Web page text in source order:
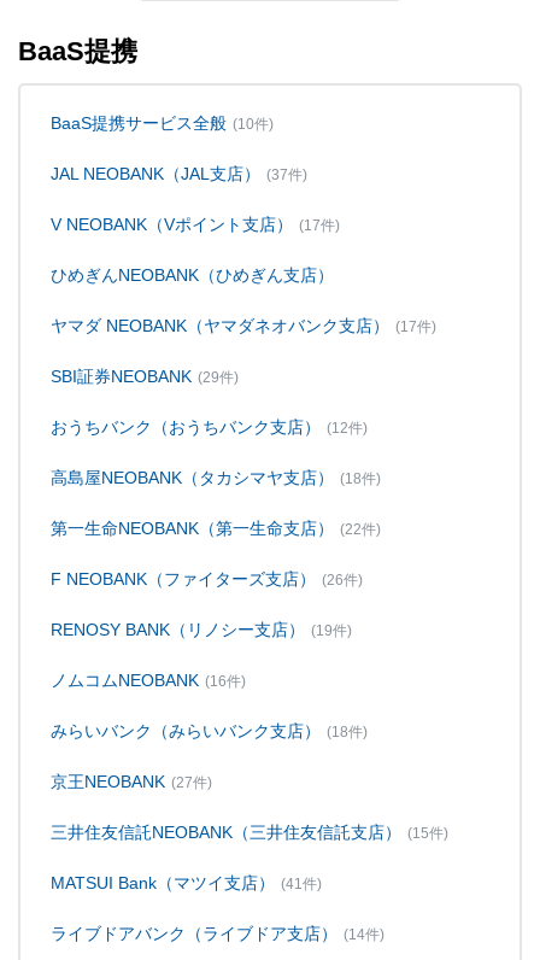
BaaS提携
BaaS提携サービス全般 (10件)
JAL NEOBANK（JAL支店） (37件)
V NEOBANK（Vポイント支店） (17件)
ひめぎんNEOBANK（ひめぎん支店）
ヤマダ NEOBANK（ヤマダネオバンク支店） (17件)
SBI証券NEOBANK (29件)
おうちバンク（おうちバンク支店） (12件)
高島屋NEOBANK（タカシマヤ支店） (18件)
第一生命NEOBANK（第一生命支店） (22件)
F NEOBANK（ファイターズ支店） (26件)
RENOSY BANK（リノシー支店） (19件)
ノムコムNEOBANK (16件)
みらいバンク（みらいバンク支店） (18件)
京王NEOBANK (27件)
三井住友信託NEOBANK（三井住友信託支店） (15件)
MATSUI Bank（マツイ支店） (41件)
ライブドアバンク（ライブドア支店） (14件)